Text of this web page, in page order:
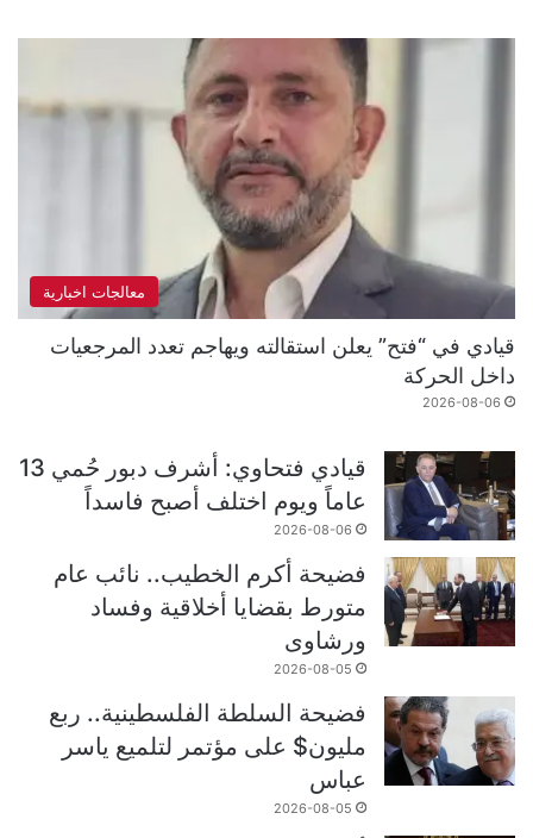
معالجات اخبارية
قيادي في “فتح” يعلن استقالته ويهاجم تعدد المرجعيات
داخل الحركة
2026-08-06
قيادي فتحاوي: أشرف دبور حُمي 13
عاماً ويوم اختلف أصبح فاسداً
2026-08-06
فضيحة أكرم الخطيب.. نائب عام
متورط بقضايا أخلاقية وفساد
ورشاوى
2026-08-05
فضيحة السلطة الفلسطينية.. ربع
مليون$ على مؤتمر لتلميع ياسر
عباس
2026-08-05